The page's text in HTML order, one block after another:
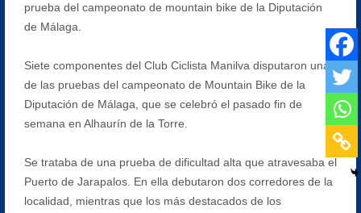
prueba del campeonato de mountain bike de la Diputación
de Málaga.
Siete componentes del Club Ciclista Manilva disputaron una
de las pruebas del campeonato de Mountain Bike de la
Diputación de Málaga, que se celebró el pasado fin de
semana en Alhaurín de la Torre.
Se trataba de una prueba de dificultad alta que atravesaba el
Puerto de Jarapalos. En ella debutaron dos corredores de la
localidad, mientras que los más destacados de los